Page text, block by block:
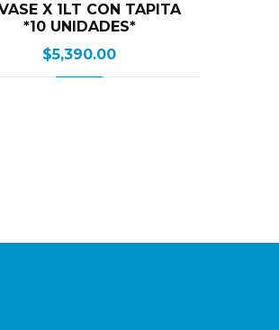
X 1LT CON TAPITA
*10 UNIDADES*
$5,390.00